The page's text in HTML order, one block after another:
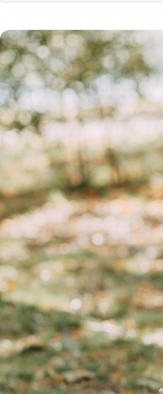
الوقت المناسب لممارسة التمارين 🔥